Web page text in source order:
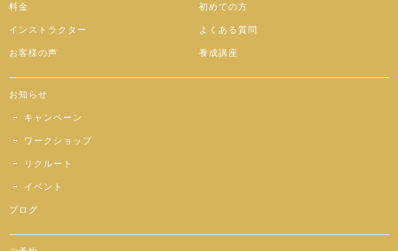
料金 初めての方
インストラクター よくある質問
お客様の声 養成講座
お知らせ
キャンペーン
ワークショップ
リクルート
イベント
ブログ